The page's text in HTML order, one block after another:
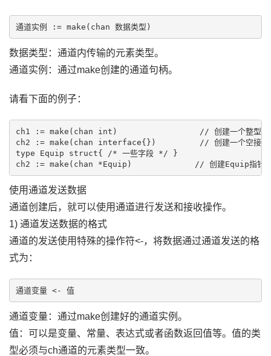
数据类型：通道内传输的元素类型。
通道实例：通过make创建的通道句柄。
请看下面的例子：
ch1 := make(chan int)                 // 创建一个整型类型
ch2 := make(chan interface{})         // 创建一个空接口类型
type Equip struct{ /* 一些字段 */ }
使用通道发送数据
通道创建后，就可以使用通道进行发送和接收操作。
1) 通道发送数据的格式
通道的发送使用特殊的操作符<-，将数据通过通道发送的格
式为：
通道变量：通过make创建好的通道实例。
值：可以是变量、常量、表达式或者函数返回值等。值的类
型必须与ch通道的元素类型一致。